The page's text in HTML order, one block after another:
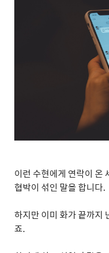
이런 수현에게 연락이 온
협박이 섞인 말을 합니다.
하지만 이미 화가 끝까지
죠.